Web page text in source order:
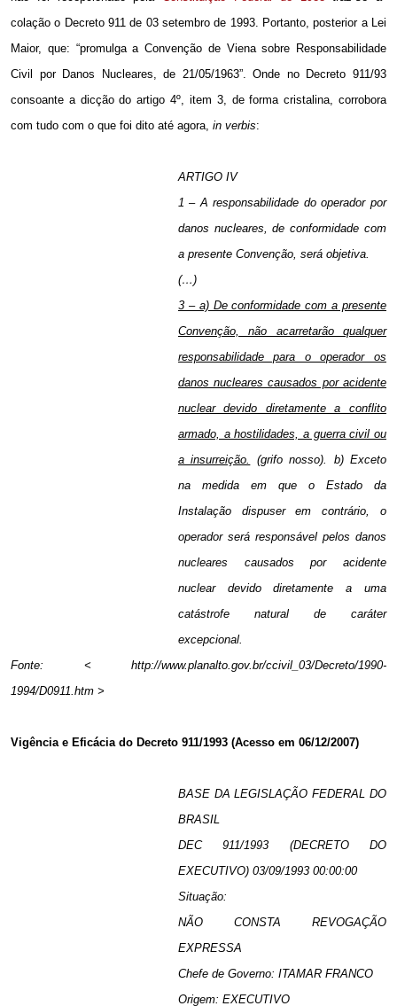
colação o Decreto 911 de 03 setembro de 1993. Portanto, posterior a Lei
Maior, que: “promulga a Convenção de Viena sobre Responsabilidade
Civil por Danos Nucleares, de 21/05/1963”. Onde no Decreto 911/93
consoante a dicção do artigo 4º, item 3, de forma cristalina, corrobora
com tudo com o que foi dito até agora, in verbis:
ARTIGO IV
1 – A responsabilidade do operador por
danos nucleares, de conformidade com
a presente Convenção, será objetiva.
(…)
3 – a) De conformidade com a presente
Convenção, não acarretarão qualquer
responsabilidade para o operador os
danos nucleares causados por acidente
nuclear devido diretamente a conflito
armado, a hostilidades, a guerra civil ou
a insurreição.
(grifo nosso). b) Exceto
na medida em que o Estado da
Instalação dispuser em contrário, o
operador será responsável pelos danos
nucleares causados por acidente
nuclear devido diretamente a uma
catástrofe natural de caráter
excepcional.
Fonte: < http://www.planalto.gov.br/ccivil_03/Decreto/1990-
1994/D0911.htm >
Vigência e Eficácia do Decreto 911/1993 (Acesso em 06/12/2007)
BASE DA LEGISLAÇÃO FEDERAL DO
BRASIL
DEC 911/1993 (DECRETO DO
EXECUTIVO) 03/09/1993 00:00:00
Situação:
NÃO CONSTA REVOGAÇÃO
EXPRESSA
Chefe de Governo: ITAMAR FRANCO
Origem: EXECUTIVO